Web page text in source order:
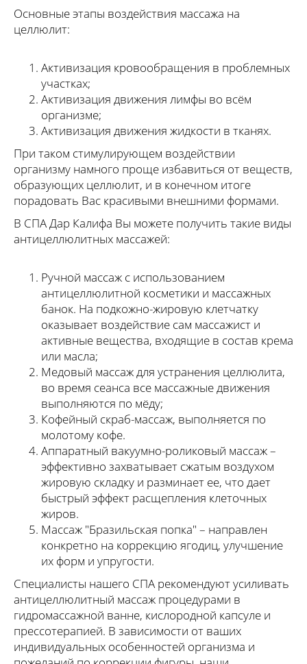
Основные этапы воздействия массажа на
целлюлит:
Активизация кровообращения в проблемных
участках;
Активизация движения лимфы во всём
организме;
Активизация движения жидкости в тканях.
При таком стимулирующем воздействии
организму намного проще избавиться от веществ,
образующих целлюлит, и в конечном итоге
порадовать Вас красивыми внешними формами.
В СПА Дар Калифа Вы можете получить такие виды
антицеллюлитных массажей:
Ручной массаж с использованием
антицеллюлитной косметики и массажных
банок. На подкожно-жировую клетчатку
оказывает воздействие сам массажист и
активные вещества, входящие в состав крема
или масла;
Медовый массаж для устранения целлюлита,
во время сеанса все массажные движения
выполняются по мёду;
Кофейный скраб-массаж, выполняется по
молотому кофе.
Аппаратный вакуумно-роликовый массаж –
эффективно захватывает сжатым воздухом
жировую складку и разминает ее, что дает
быстрый эффект расщепления клеточных
жиров.
Массаж "Бразильская попка" – направлен
конкретно на коррекцию ягодиц, улучшение
их форм и упругости.
Специалисты нашего СПА рекомендуют усиливать
антицеллюлитный массаж процедурами в
гидромассажной ванне, кислородной капсуле и
прессотерапией. В зависимости от ваших
индивидуальных особенностей организма и